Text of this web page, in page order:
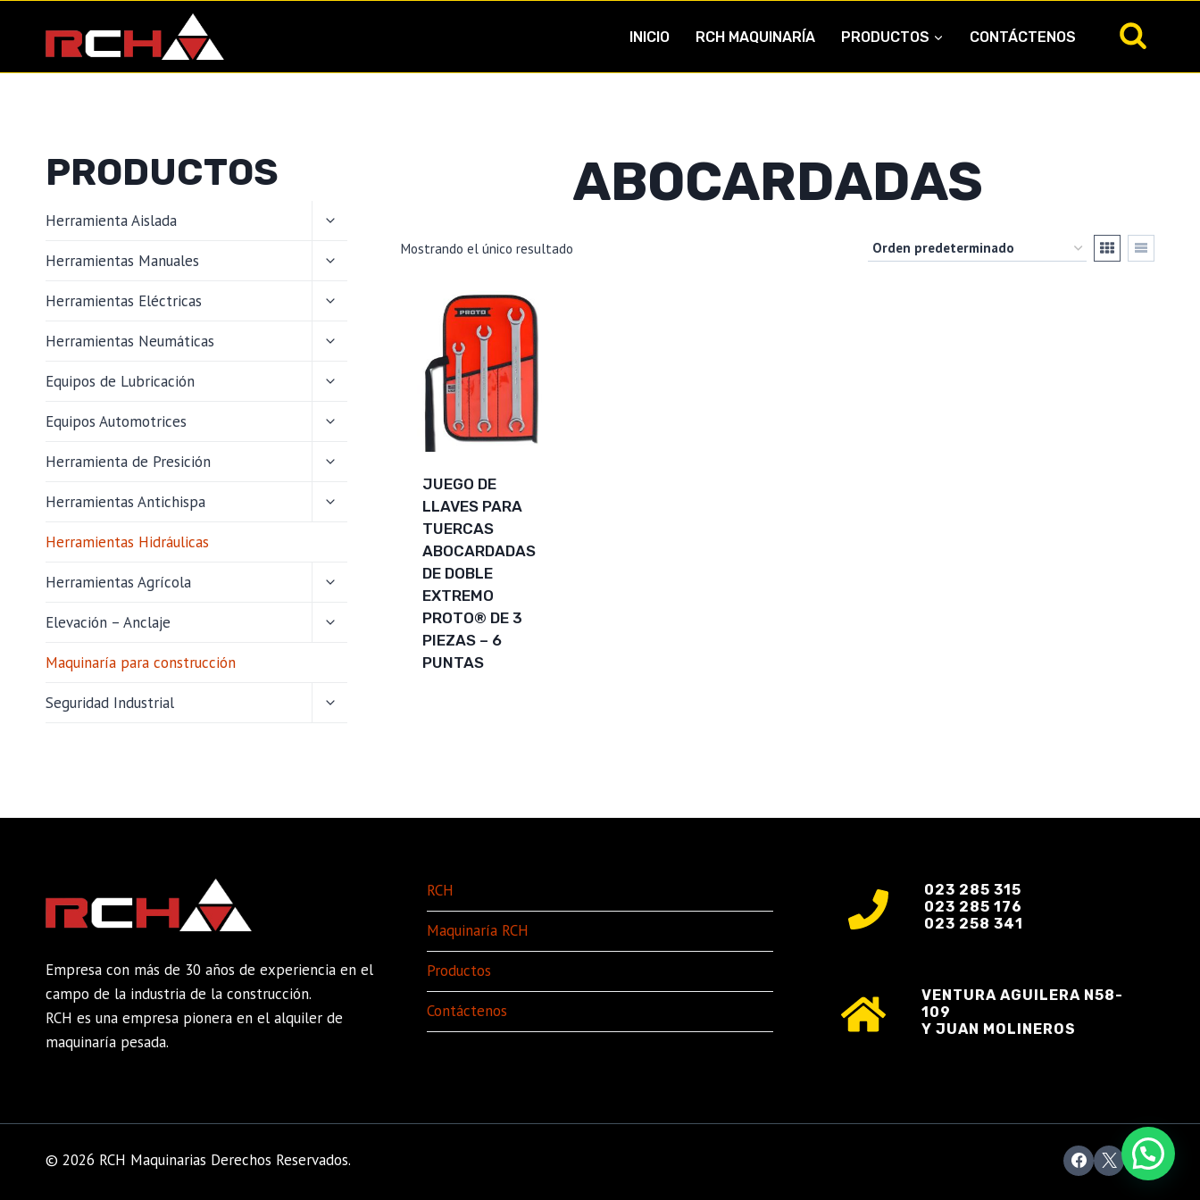
contenido
INICIO RCH MAQUINARÍA PRODUCTOS CONTÁCTENOS
ABOCARDADAS
Mostrando el único resultado
JUEGO DE
LLAVES PARA
TUERCAS
ABOCARDADAS
DE DOBLE
EXTREMO
PROTO® DE 3
PIEZAS – 6
PUNTAS
PRODUCTOS
Herramienta Aislada
ALTERNAR
Herramientas Manuales
ALTERNAR
Herramientas Eléctricas
ALTERNAR
Herramientas Neumáticas
ALTERNAR
Equipos de Lubricación
ALTERNAR
Equipos Automotrices
ALTERNAR
Herramienta de Presición
ALTERNAR
Herramientas Antichispa
ALTERNAR
Herramientas Hidráulicas
Herramientas Agrícola
ALTERNAR
Elevación – Anclaje
ALTERNAR
Maquinaría para construcción
Seguridad Industrial
ALTERNAR
Empresa con más de 30 años de experiencia en el
campo de la industria de la construcción.
RCH es una empresa pionera en el alquiler de
maquinaría pesada.
RCH
Maquinaría RCH
Productos
Contáctenos
023 285 315
023 285 176
023 258 341
VENTURA AGUILERA N58-
109
Y JUAN MOLINEROS
© 2026 RCH Maquinarias Derechos Reservados.